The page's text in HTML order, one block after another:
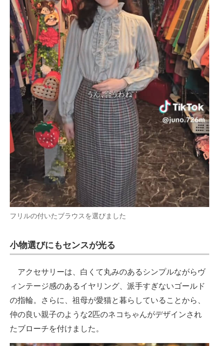
フリルの付いたブラウスを選びました
小物選びにもセンスが光る
アクセサリーは、白くて丸みのあるシンプルながらヴ
ィンテージ感のあるイヤリング、派手すぎないゴールド
の指輪。さらに、祖母が愛猫と暮らしていることから、
仲の良い親子のような2匹のネコちゃんがデザインされ
たブローチを付けました。